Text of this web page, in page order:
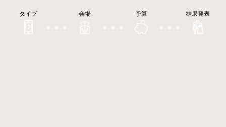
タイプ 会場 予算 結果発表